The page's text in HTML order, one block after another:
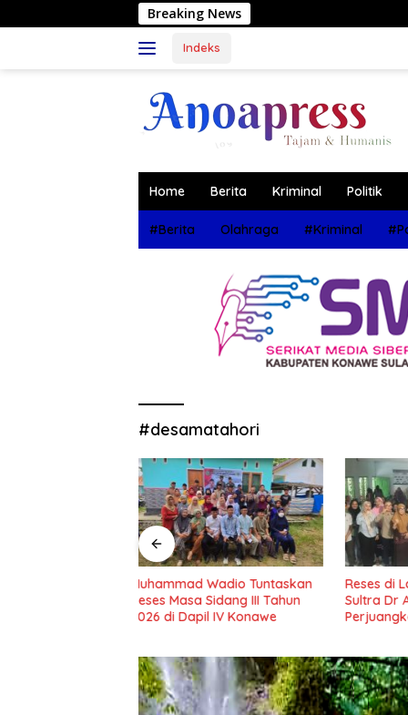
ke
Breaking News
Indeks
Home Berita Kriminal Politik
#Berita Olahraga #Kriminal
#desamatahori
Reses di Labela, Anggota DPRD
Sultra Dr Ardin Akan
Perjuangkan Aspirasi
Reses
Ajak